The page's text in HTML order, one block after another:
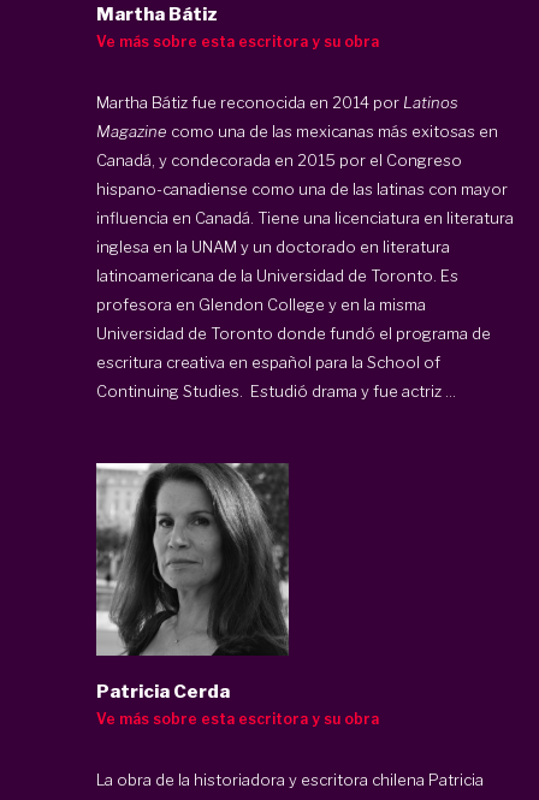
Martha Bátiz
Ve más sobre esta escritora y su obra
Martha Bátiz fue reconocida en 2014 por Latinos
Magazine como una de las mexicanas más exitosas en
Canadá, y condecorada en 2015 por el Congreso
hispano-canadiense como una de las latinas con mayor
influencia en Canadá. Tiene una licenciatura en literatura
inglesa en la UNAM y un doctorado en literatura
latinoamericana de la Universidad de Toronto. Es
profesora en Glendon College y en la misma
Universidad de Toronto donde fundó el programa de
escritura creativa en español para la School of
Continuing Studies. Estudió drama y fue actriz ...
Patricia Cerda
Ve más sobre esta escritora y su obra
La obra de la historiadora y escritora chilena Patricia